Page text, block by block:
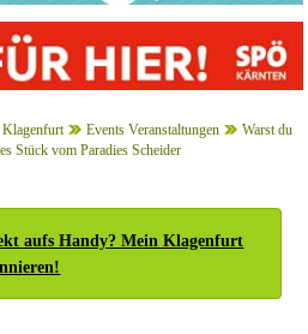
Events Veranstaltungen
Warst du
Stück vom Paradies Scheider
aufs Handy? Mein Klagenfurt